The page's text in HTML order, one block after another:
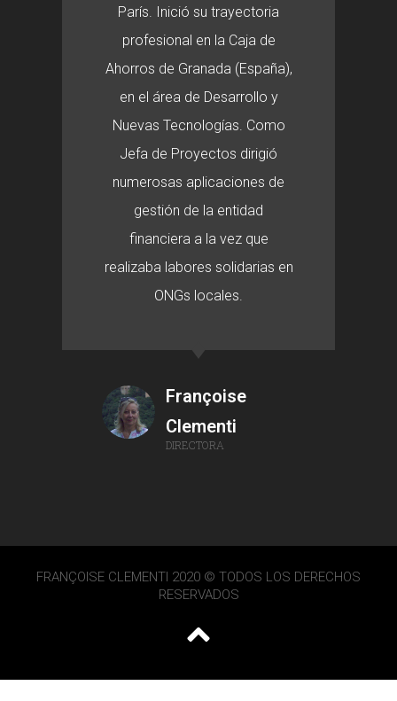
París. Inició su trayectoria
profesional en la Caja de
Ahorros de Granada (España),
en el área de Desarrollo y
Nuevas Tecnologías. Como
Jefa de Proyectos dirigió
numerosas aplicaciones de
gestión de la entidad
financiera a la vez que
realizaba labores solidarias en
ONGs locales.
Françoise
Clementi
DIRECTORA
FRANÇOISE CLEMENTI 2020 © TODOS LOS DERECHOS
RESERVADOS